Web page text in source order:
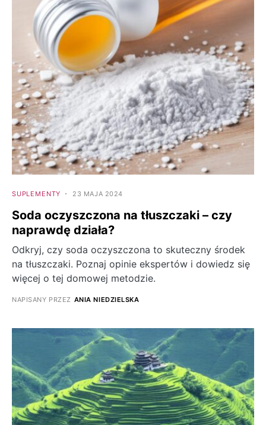
SUPLEMENTY 23 MAJA 2024
Soda oczyszczona na tłuszczaki – czy
naprawdę działa?
Odkryj, czy soda oczyszczona to skuteczny środek
na tłuszczaki. Poznaj opinie ekspertów i dowiedz się
więcej o tej domowej metodzie.
NAPISANY PRZEZ ANIA NIEDZIELSKA